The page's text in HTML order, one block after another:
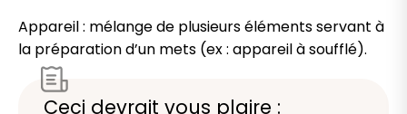
Appareil : mélange de plusieurs éléments servant à
la préparation d’un mets (ex : appareil à soufflé).
Ceci devrait vous plaire :